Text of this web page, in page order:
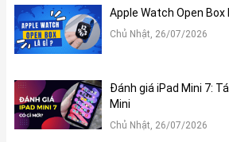
công nghệ True Tone, dải màu rộng P3.
Apple Watch Open Box
Chủ Nhật, 26/07/2026
Đánh giá iPad Mini 7:
Mini
Chủ Nhật, 26/07/2026